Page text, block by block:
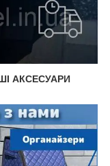
АКСЕСУАРИ